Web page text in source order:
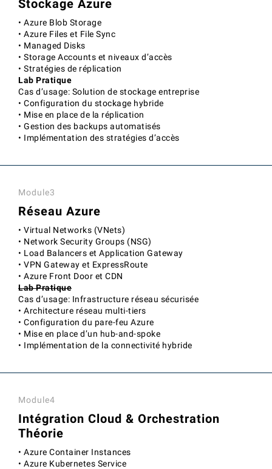
Stockage Azure
• Azure Blob Storage
• Azure Files et File Sync
• Managed Disks
• Storage Accounts et niveaux d’accès
• Stratégies de réplication
Lab Pratique
Cas d’usage: Solution de stockage entreprise
• Configuration du stockage hybride
• Mise en place de la réplication
• Gestion des backups automatisés
• Implémentation des stratégies d’accès
Module3
Réseau Azure
• Virtual Networks (VNets)
• Network Security Groups (NSG)
• Load Balancers et Application Gateway
• VPN Gateway et ExpressRoute
• Azure Front Door et CDN
Lab Pratique
Cas d’usage: Infrastructure réseau sécurisée
• Architecture réseau multi-tiers
• Configuration du pare-feu Azure
• Mise en place d’un hub-and-spoke
• Implémentation de la connectivité hybride
Module4
Intégration Cloud & Orchestration
Théorie
• Azure Container Instances
• Azure Kubernetes Service